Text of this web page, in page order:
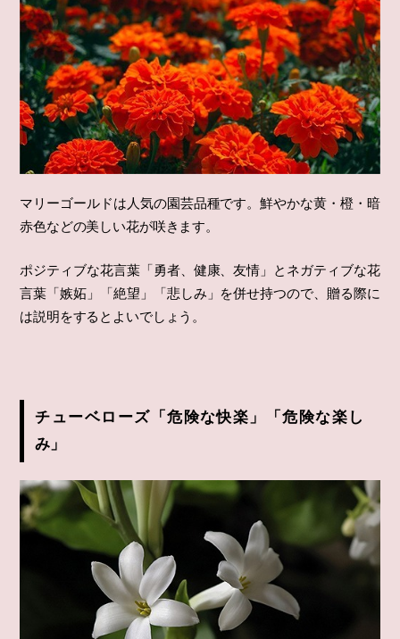
マリーゴールドは人気の園芸品種です。鮮やかな黄・橙・暗
赤色などの美しい花が咲きます。
ポジティブな花言葉「勇者、健康、友情」とネガティブな花
言葉「嫉妬」「絶望」「悲しみ」を併せ持つので、贈る際に
は説明をするとよいでしょう。
チューベローズ「危険な快楽」「危険な楽し
み」